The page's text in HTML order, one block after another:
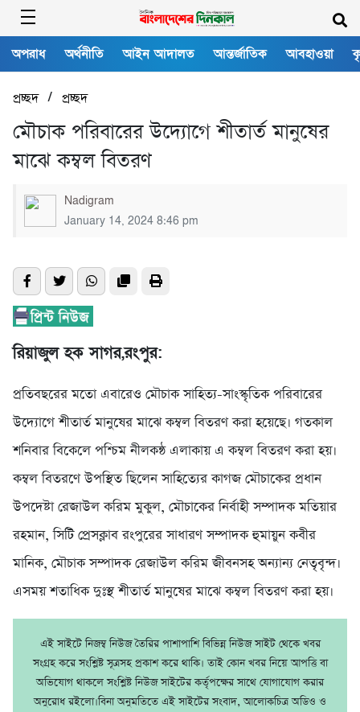
অপরাধ অর্থনীতি আইন আদালত আন্তর্জাতিক আবহাওয়া
প্রচ্ছদ/ প্রচ্ছদ
মৌচাক পরিবারের উদ্যোগে শীতার্ত মানুষের
মাঝে কম্বল বিতরণ
Nadigram
January 14, 2024 8:46 pm
রিয়াজুল হক সাগর,রংপুর:
প্রতিবছরের মতো এবারেও মৌচাক সাহিত্য-সাংস্কৃতিক পরিবারের
উদ্যোগে শীতার্ত মানুষের মাঝে কম্বল বিতরণ করা হয়েছে। গতকাল
শনিবার বিকেলে পশ্চিম নীলকন্ঠ এলাকায় এ কম্বল বিতরণ করা হয়।
কম্বল বিতরণে উপস্থিত ছিলেন সাহিত্যের কাগজ মৌচাকের প্রধান
উপদেষ্টা রেজাউল করিম মুকুল, মৌচাকের নির্বাহী সম্পাদক মতিয়ার
রহমান, সিটি প্রেসক্লাব রংপুরের সাধারণ সম্পাদক হুমায়ুন কবীর
মানিক, মৌচাক সম্পাদক রেজাউল করিম জীবনসহ অন্যান্য নেতৃবৃন্দ।
এসময় শতাধিক দুঃস্থ শীতার্ত মানুষের মাঝে কম্বল বিতরণ করা হয়।
এই সাইটে নিজম্ব নিউজ তৈরির পাশাপাশি বিভিন্ন নিউজ সাইট থেকে খবর
সংগ্রহ করে সংশ্লিষ্ট সূত্রসহ প্রকাশ করে থাকি। তাই কোন খবর নিয়ে আপত্তি বা
অভিযোগ থাকলে সংশ্লিষ্ট নিউজ সাইটের কর্তৃপক্ষের সাথে যোগাযোগ করার
অনুরোধ রইলো।বিনা অনুমতিতে এই সাইটের সংবাদ, আলোকচিত্র অডিও ও